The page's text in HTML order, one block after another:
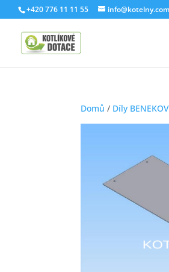
+420 776 11 11 55 info@kotelny.com
Domů / Díly BENEKOV